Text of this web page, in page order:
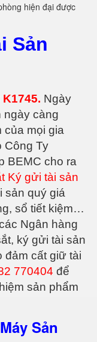
hiện đại được
Sản
Ngày
ngày càng
của mọi gia
Công Ty
BEMC cho ra
Ký gửi tài sản
sản quý giá
sổ tiết kiệm…
Ngân hàng
ký gửi tài sản
đảm cất giữ tài
770404 để
sản phẩm
Sản